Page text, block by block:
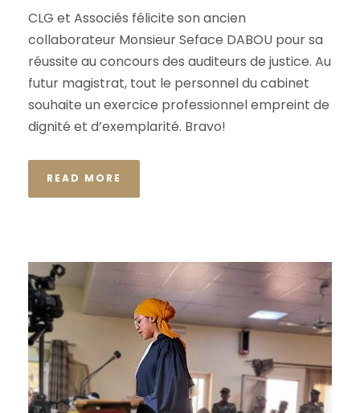
CLG et Associés félicite son ancien
collaborateur Monsieur Seface DABOU pour sa
réussite au concours des auditeurs de justice. Au
futur magistrat, tout le personnel du cabinet
souhaite un exercice professionnel empreint de
dignité et d’exemplarité. Bravo!
READ MORE